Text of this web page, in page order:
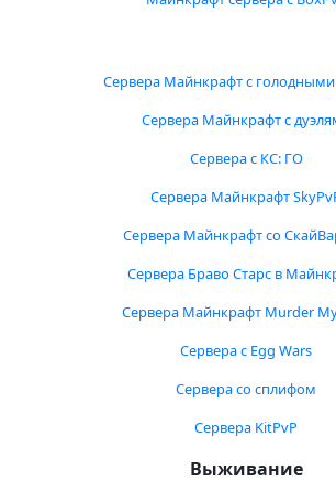
Сервера Майнкрафт с
Сервера Майнкрафт с
Сервера с КС: ГО
Сервера Майнкрафт
Сервера Майнкрафт со
Сервера Браво Старс в
Сервера Майнкрафт Murder
Сервера с Egg Wars
Сервера со сплифом
Сервера KitPvP
Выживание